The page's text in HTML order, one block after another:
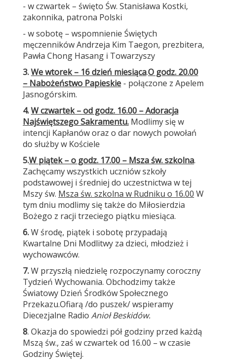
- w czwartek – święto Św. Stanisława Kostki,
zakonnika, patrona Polski
- w sobotę – wspomnienie Świętych
męczenników Andrzeja Kim Taegon, prezbitera,
Pawła Chong Hasang i Towarzyszy
3.We wtorek – 16 dzień miesiąca.O godz. 20.00
– Nabożeństwo Papieskie - połączone z Apelem
Jasnogórskim.
4.W czwartek – od godz. 16.00 – Adoracja
Najświętszego Sakramentu. Modlimy się w
intencji Kapłanów oraz o dar nowych powołań
do służby w Kościele
5.W piątek – o godz. 17.00 – Msza św. szkolna.
Zachęcamy wszystkich uczniów szkoły
podstawowej i średniej do uczestnictwa w tej
Mszy św. Msza św. szkolna w Rudniku o 16.00 W
tym dniu modlimy się także do Miłosierdzia
Bożego z racji trzeciego piątku miesiąca.
6.W środę, piątek i sobotę przypadają
Kwartalne Dni Modlitwy za dzieci, młodzież i
wychowawców.
7.W przyszłą niedzielę rozpoczynamy coroczny
Tydzień Wychowania. Obchodzimy także
Światowy Dzień Środków Społecznego
Przekazu.Ofiarą /do puszek/ wspieramy
Diecezjalne Radio Anioł Beskidów.
8. Okazja do spowiedzi pół godziny przed każdą
Mszą św., zaś w czwartek od 16.00 – w czasie
Godziny Świętej.